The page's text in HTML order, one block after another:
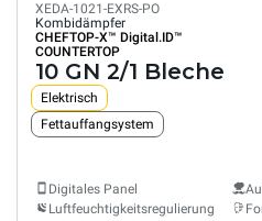
XEDA-1021-EXRS-PO
Kombidämpfer
CHEFTOP-X™ Digital.ID™
COUNTERTOP
10 GN 2/1 Bleche
Elektrisch
Fettauffangsystem
Digitales Panel
Luftfeuchtigkeitsregulierung